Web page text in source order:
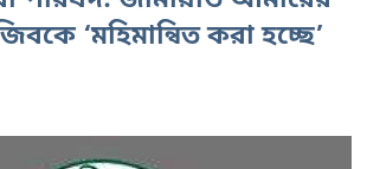
‘মহিমান্বিত করা হচ্ছে’